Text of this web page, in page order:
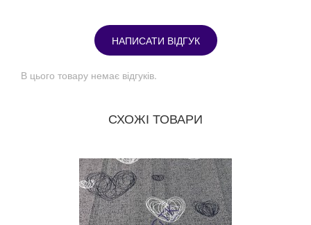
НАПИСАТИ ВІДГУК
В цього товару немає відгуків.
СХОЖІ ТОВАРИ